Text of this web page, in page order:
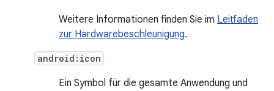
Weitere Informationen finden Sie im Leitfaden
zur Hardwarebeschleunigung.
android:icon
Ein Symbol für die gesamte Anwendung und